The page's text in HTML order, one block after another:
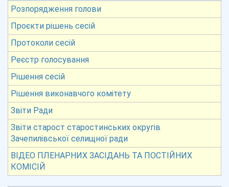
Розпорядження голови
Проєкти рішень сесій
Протоколи сесій
Реєстр голосування
Рішення сесій
Рішення виконавчого комітету
Звіти Ради
Звіти старост старостинських округів
Зачепилівської селищної ради
ВІДЕО ПЛЕНАРНИХ ЗАСІДАНЬ ТА ПОСТІЙНИХ
КОМІСІЙ